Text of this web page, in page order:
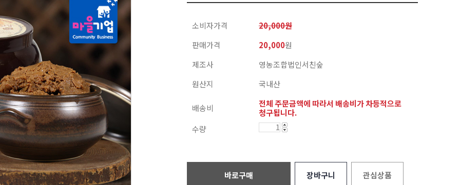
소비자가격
20,000원
판매가격
20,000원
제조사
영농조합법인서친숲
원산지
국내산
배송비
전체 주문금액에 따라서 배송비가 차등적으로
청구됩니다.
수량
바로구매 장바구니 관심상품